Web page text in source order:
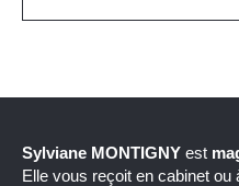
Sylviane MONTIGNY est
Elle vous reçoit en cabinet